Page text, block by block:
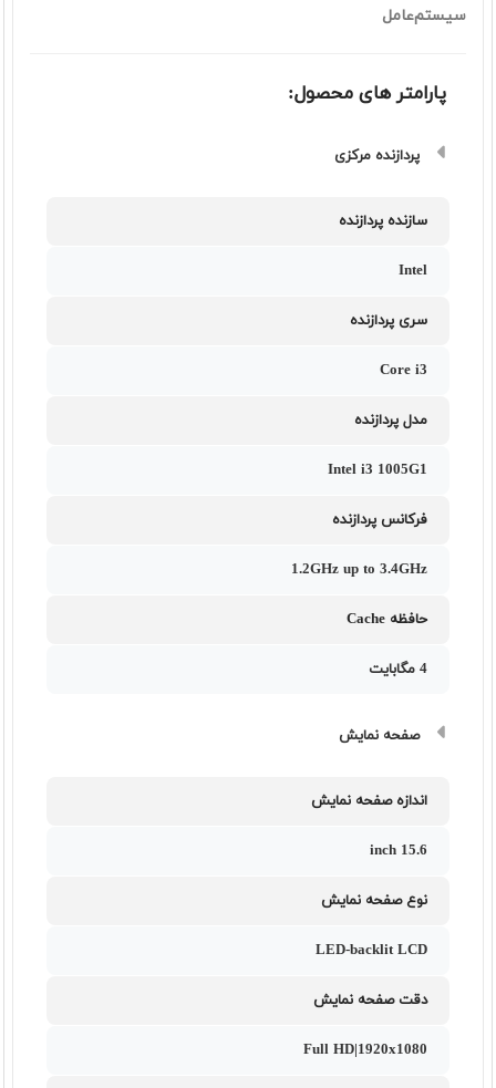
سيستم‌عامل
پارامتر های محصول:
پردازنده مرکزی
سازنده پردازنده
Intel
سری پردازنده
Core i3
مدل پردازنده
Intel i3 1005G1
فرکانس پردازنده
1.2GHz up to 3.4GHz
حافظه Cache
4 مگابایت
صفحه نمایش
اندازه صفحه نمایش
15.6 inch
نوع صفحه نمایش
LED-backlit LCD
دقت صفحه نمایش
Full HD|1920x1080